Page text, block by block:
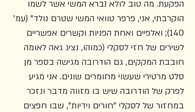
הפקעת. מה טוב לולא נברא המשי אשר לשמו
הוקרבתי, אני, פרפר טוואי המשי שטרם נולד" (עמ'
140); ואלפיים ואחת הפניות וקשרים אפשריים
לשירים של חזי לסקלי (כמוהו, נציג גאה לאומה
חובבת המקקים, גם הודרובה מגישה בספר מן
סלט מרטירי שעשוי מחומרים שונים. אני מגיע
לפרק של הודרובה שיש בו מזווה מדבר ונזכר
במחזור של לסקלי "חורים וידיות", שבו חפצים